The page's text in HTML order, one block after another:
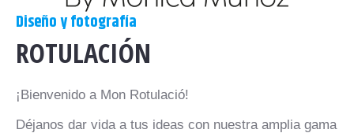
Diseño y fotografía
ROTULACIÓN
¡Bienvenido a Mon Rotulació!
Déjanos dar vida a tus ideas con nuestra amplia gama